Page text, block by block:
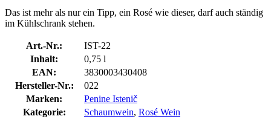
Das ist mehr als nur ein Tipp, ein Rosé wie dieser, darf auch ständig
im Kühlschrank stehen.
Art.-Nr.:
IST-22
Inhalt:
0,75 l
EAN:
3830003430408
Hersteller-Nr.:
022
Marken:
Penine Istenič
Kategorie:
Schaumwein, Rosé Wein